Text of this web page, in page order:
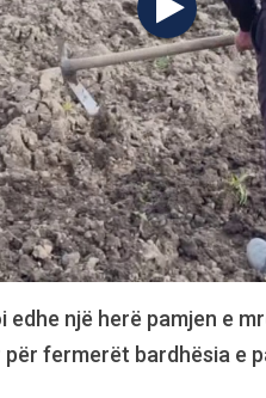
edhe një herë pamjen e
fermerët bardhësia e